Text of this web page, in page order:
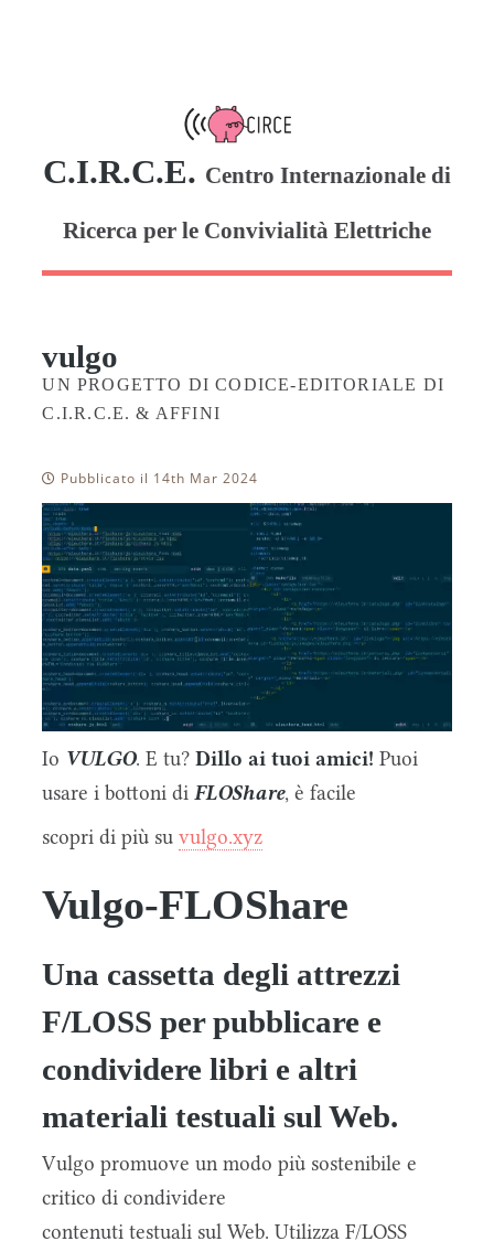
C.I.R.C.E. Centro Internazionale di
Ricerca per le Convivialità Elettriche
vulgo
UN PROGETTO DI CODICE-EDITORIALE DI
C.I.R.C.E. & AFFINI
Pubblicato il 14th Mar 2024
Io VULGO. E tu?Dillo ai tuoi amici! Puoi
usare i bottoni diFLOShare, è facile
scopri di più suvulgo.xyz
Vulgo-FLOShare
Una cassetta degli attrezzi
F/LOSS per pubblicare e
condividere libri e altri
materiali testuali sul Web.
Vulgo promuove un modo più sostenibile e
critico di condividere
contenuti testuali sul Web. Utilizza F/LOSS